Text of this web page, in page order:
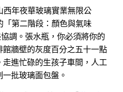
西年夜華玻璃實業無限公
第二階段：顏色與氣味
調。張水瓶，你必須將你的
牆壁的灰度百分之五十一點
進忙碌的生孩子車間，人工
批玻璃面包盤。